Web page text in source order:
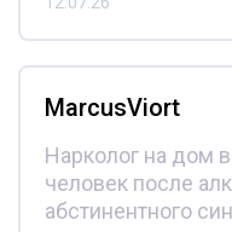
MarcusViort
Нарколог на дом
человек после
абстинентного